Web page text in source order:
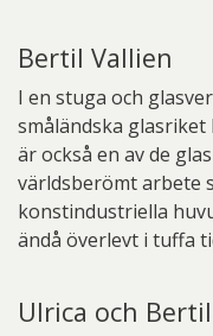
Bertil Vallien
I en stuga och
småländska
är också en av de
världsberömt arbete
konstindustriella
ändå överlevt i tuffa
Ulrica och Bertil